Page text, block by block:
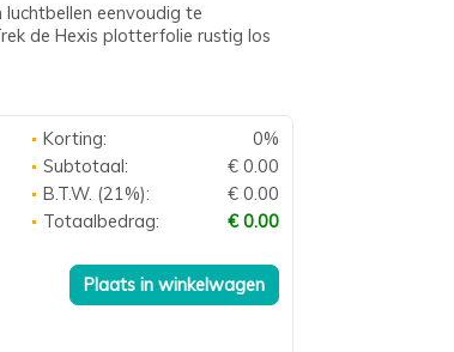
eenvoudig te
de Hexis plotterfolie rustig los
Korting:
0%
Subtotaal:
€ 0.00
B.T.W. (21%):
€ 0.00
Totaalbedrag:
€ 0.00